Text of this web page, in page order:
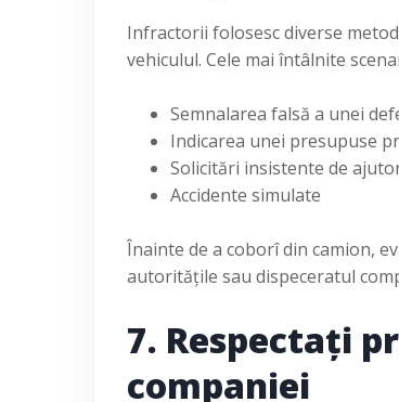
Infractorii folosesc diverse
vehiculul. Cele mai întâlnite
Semnalarea falsă a unei
Indicarea unei presupuse
Solicitări insistente de
Accidente simulate
Înainte de a coborî din camion,
autoritățile sau dispeceratul
7. Respectați
companiei